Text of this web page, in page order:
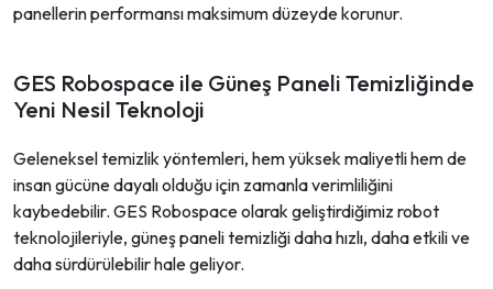
panellerin performansı maksimum düzeyde korunur.
GES Robospace ile Güneş Paneli Temizliğinde
Yeni Nesil Teknoloji
Geleneksel temizlik yöntemleri, hem yüksek maliyetli hem de
insan gücüne dayalı olduğu için zamanla verimliliğini
kaybedebilir. GES Robospace olarak geliştirdiğimiz robot
teknolojileriyle, güneş paneli temizliği daha hızlı, daha etkili ve
daha sürdürülebilir hale geliyor.